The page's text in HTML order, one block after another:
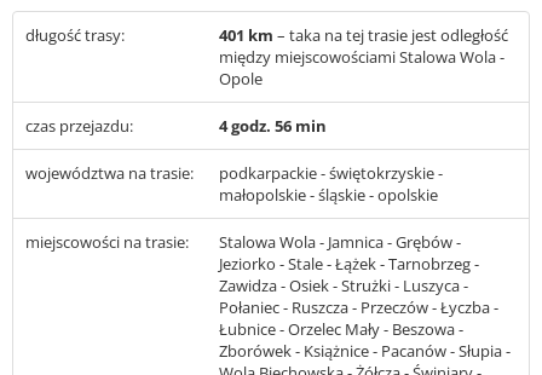
długość trasy: 401 km – taka na tej trasie jest odległość
między miejscowościami Stalowa Wola -
Opole
czas przejazdu: 4 godz. 56 min
województwa na trasie:
podkarpackie - świętokrzyskie -
małopolskie - śląskie - opolskie
miejscowości na trasie:
Stalowa Wola - Jamnica - Grębów -
Jeziorko - Stale - Łążek - Tarnobrzeg -
Zawidza - Osiek - Strużki - Luszyca -
Połaniec - Ruszcza - Przeczów - Łyczba -
Łubnice - Orzelec Mały - Beszowa -
Zborówek - Książnice - Pacanów - Słupia -